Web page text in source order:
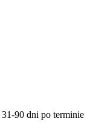
31-90 dni po terminie